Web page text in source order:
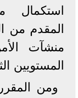
استكمال
المقدم من
منشآت
المستويين
ومن